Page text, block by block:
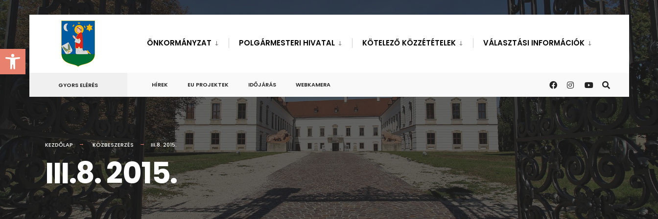
Eszköztár megnyitása
content
ÖNKORMÁNYZAT POLGÁRMESTERI HIVATAL KÖTELEZŐ KÖZZÉTÉTELEK VÁLASZTÁSI INFORMÁCIÓK
GYORS ELÉRÉS HÍREK EU PROJEKTEK IDŐJÁRÁS WEBKAMERA
KEZDŐLAP KÖZBESZERZÉS III.8. 2015.
III.8. 2015.